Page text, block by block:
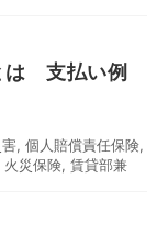
は 支払い例
, 個人賠償責任保険,
火災保険, 賃貸部兼